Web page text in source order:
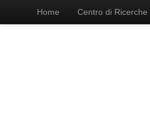
Home Centro di Ricerche